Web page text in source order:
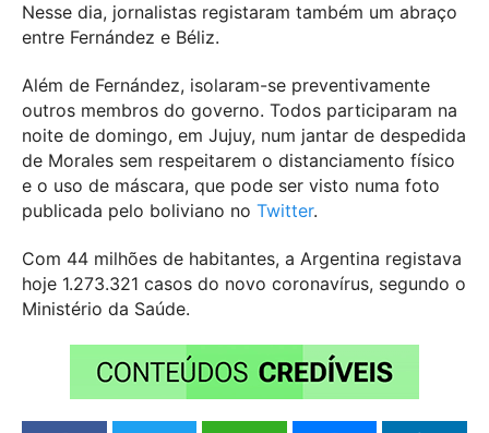
Nesse dia, jornalistas registaram também um abraço
entre Fernández e Béliz.
Além de Fernández, isolaram-se preventivamente
outros membros do governo. Todos participaram na
noite de domingo, em Jujuy, num jantar de despedida
de Morales sem respeitarem o distanciamento físico
e o uso de máscara, que pode ser visto numa foto
publicada pelo boliviano no Twitter.
Com 44 milhões de habitantes, a Argentina registava
hoje 1.273.321 casos do novo coronavírus, segundo o
Ministério da Saúde.